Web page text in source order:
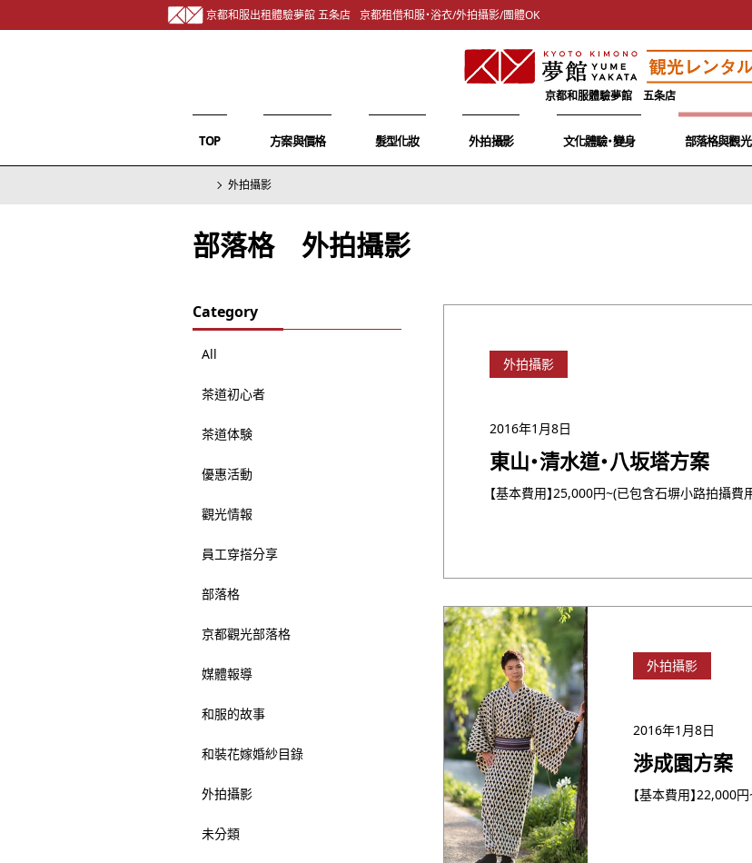
京都和服出租體驗夢館 五条店 京都租借和服・浴衣/外拍攝影/團體OK
京都和服體驗夢館 五条店
TOP 方案與價格 髮型化妝 外拍攝影 文化體驗・變身 部落格與觀光
外拍攝影
部落格 外拍攝影
Category
All
茶道初心者
茶道体験
優惠活動
觀光情報
員工穿搭分享
部落格
京都觀光部落格
媒體報導
和服的故事
和裝花嫁婚紗目錄
外拍攝影
未分類
外拍攝影
2016年1月8日
東山・清水道・八坂塔方案
外拍攝影
2016年1月8日
渉成園方案